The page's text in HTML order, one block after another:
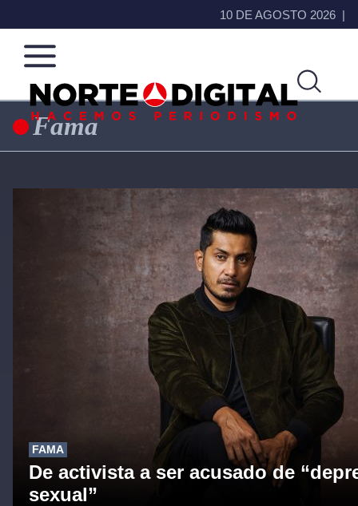
10 DE AGOSTO 2026
Norte
Más
noticias,
Fama
FAMA
De activista a ser acusado de
sexual”